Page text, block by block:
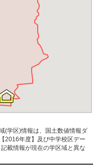
(学区)情報は、国土数値情報ダ
2016年度】及び中学校区デー
載情報が現在の学区域と異な